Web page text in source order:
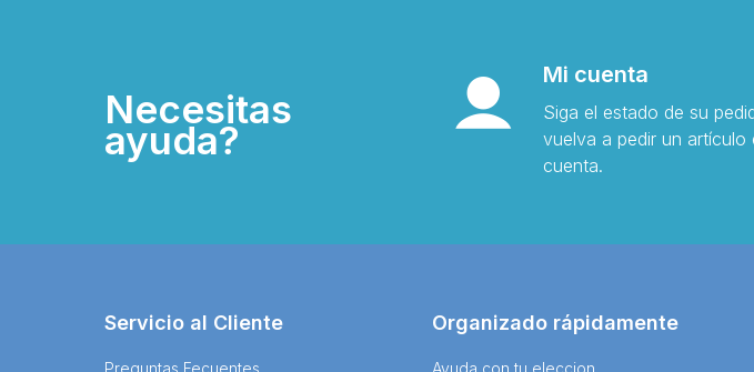
Necesitas
ayuda?
Mi cuenta
Siga el estado de su
vuelva a pedir un artículo
cuenta.
Servicio al Cliente
Preguntas Fecuentes
Organizado rápidamente
Ayuda con tu eleccion